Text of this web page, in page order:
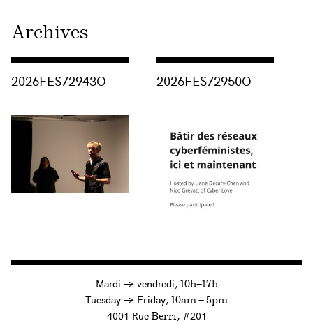
Archives
2026FES72943O 2026FES72950O
Mardi →à
vendredi, 10h—17h
Tuesday →toFriday, 10am — 5pm
4001 RueBerri , #201